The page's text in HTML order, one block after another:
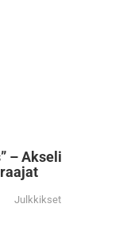
– Akseli
Julkkikset